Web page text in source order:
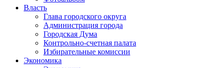
Власть
Глава городского округа
Администрация города
Городская Дума
Контрольно-счетная палата
Избирательные комиссии
Экономика